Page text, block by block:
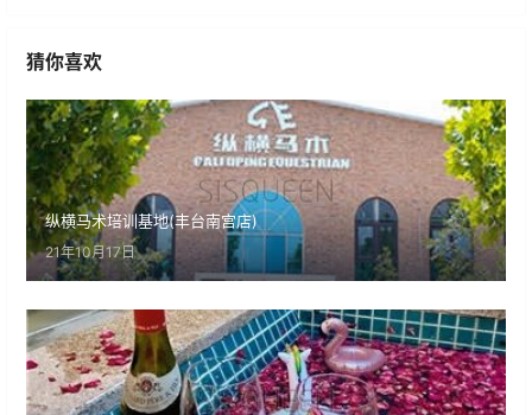
猜你喜欢
纵横马术培训基地(丰台南宫店)
21年10月17日